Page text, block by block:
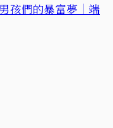
孩們的暴富夢｜端